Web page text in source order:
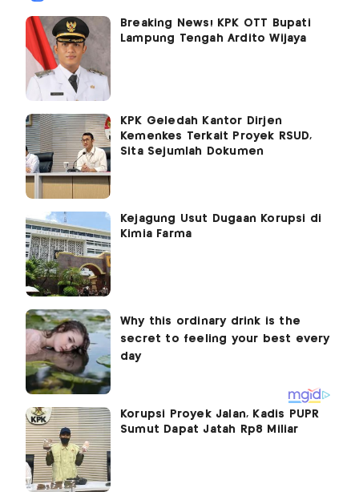
Breaking News! KPK OTT Bupati
Lampung Tengah Ardito Wijaya
KPK Geledah Kantor Dirjen
Kemenkes Terkait Proyek RSUD,
Sita Sejumlah Dokumen
Kejagung Usut Dugaan Korupsi di
Kimia Farma
Korupsi Proyek Jalan, Kadis PUPR
Sumut Dapat Jatah Rp8 Miliar